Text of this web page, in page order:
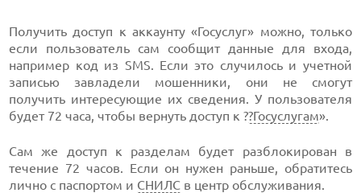
Получить доступ к аккаунту «Госуслуг» можно, только
если пользователь сам сообщит данные для входа,
например код из SMS. Если это случилось и учетной
записью завладели мошенники, они не смогут
получить интересующие их сведения. У пользователя
будет 72 часа, чтобы вернуть доступ к ??Госуслугам».
Сам же доступ к разделам будет разблокирован в
течение 72 часов. Если он нужен раньше, обратитесь
лично с паспортом и СНИЛС в центр обслуживания.